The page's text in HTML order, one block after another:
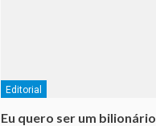
Editorial
Eu quero ser um bilionário